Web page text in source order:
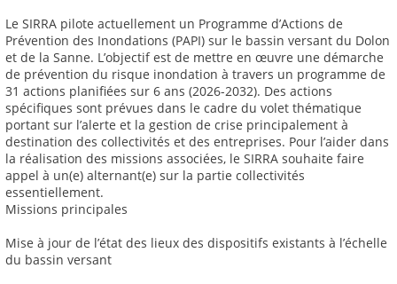
Le SIRRA pilote actuellement un Programme d’Actions de
Prévention des Inondations (PAPI) sur le bassin versant du Dolon
et de la Sanne. L’objectif est de mettre en œuvre une démarche
de prévention du risque inondation à travers un programme de
31 actions planifiées sur 6 ans (2026-2032). Des actions
spécifiques sont prévues dans le cadre du volet thématique
portant sur l’alerte et la gestion de crise principalement à
destination des collectivités et des entreprises. Pour l’aider dans
la réalisation des missions associées, le SIRRA souhaite faire
appel à un(e) alternant(e) sur la partie collectivités
essentiellement.
Missions principales
Mise à jour de l’état des lieux des dispositifs existants à l’échelle
du bassin versant